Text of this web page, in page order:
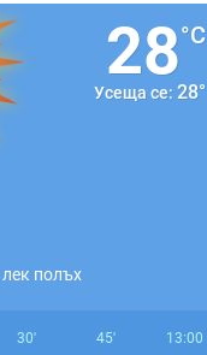
28°C
Усеща се: 28°
лек полъх
30' 45' 13:00